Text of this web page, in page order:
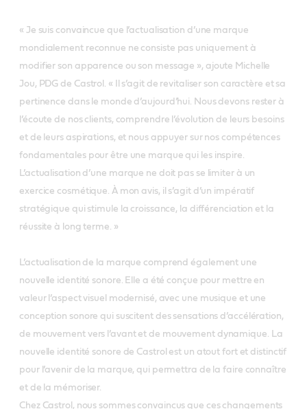
« Je suis convaincue que l’actualisation d’une marque
mondialement reconnue ne consiste pas uniquement à
modifier son apparence ou son message », ajoute Michelle
Jou, PDG de Castrol. « Il s’agit de revitaliser son caractère et sa
pertinence dans le monde d’aujourd’hui. Nous devons rester à
l’écoute de nos clients, comprendre l’évolution de leurs besoins
et de leurs aspirations, et nous appuyer sur nos compétences
fondamentales pour être une marque qui les inspire.
L’actualisation d’une marque ne doit pas se limiter à un
exercice cosmétique. À mon avis, il s’agit d’un impératif
stratégique qui stimule la croissance, la différenciation et la
réussite à long terme. »
L’actualisation de la marque comprend également une
nouvelle identité sonore. Elle a été conçue pour mettre en
valeur l’aspect visuel modernisé, avec une musique et une
conception sonore qui suscitent des sensations d’accélération,
de mouvement vers l’avant et de mouvement dynamique. La
nouvelle identité sonore de Castrol est un atout fort et distinctif
pour l’avenir de la marque, qui permettra de la faire connaître
et de la mémoriser.
Chez Castrol, nous sommes convaincus que ces changements